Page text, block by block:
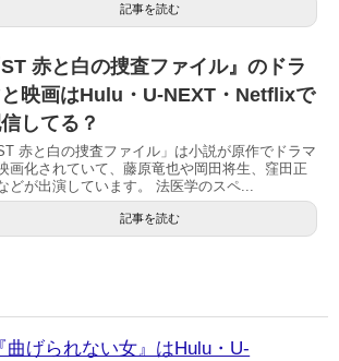
記事を読む
ST 赤と白の捜査ファイル』のドラ
映画はHulu・U-NEXT・Netflixで
してる？
ST 赤と白の捜査ファイル」は小説が原作でドラマ
画化されていて、藤原竜也や岡田将生、窪田正
どが出演しています。 法医学のスペ...
記事を読む
曲げられない女』はHulu・U-